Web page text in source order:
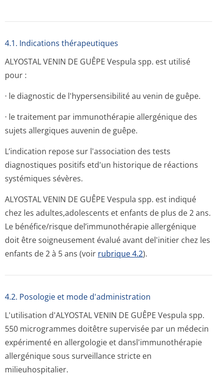
4.1. Indications thérapeutiques
ALYOSTAL VENIN DE GUÊPE Vespula spp. est utilisé
pour :
· le diagnostic de l'hypersensibilité au venin de guêpe.
· le traitement par immunothérapie allergénique des
sujets allergiques auvenin de guêpe.
L’indication repose sur l'association des tests
diagnostiques positifs etd'un historique de réactions
systémiques sévères.
ALYOSTAL VENIN DE GUÊPE Vespula spp. est indiqué
chez les adultes,adolescents et enfants de plus de 2 ans.
Le bénéfice/risque del’immunothérapie allergénique
doit être soigneusement évalué avant del'initier chez les
enfants de 2 à 5 ans (voir rubrique 4.2).
4.2. Posologie et mode d'administration
L'utilisation d'ALYOSTAL VENIN DE GUÊPE Vespula spp.
550 microgrammes doitêtre supervisée par un médecin
expérimenté en allergologie et dansl'immunot­hérapie
allergénique sous surveillance stricte en
milieuhospitalier.